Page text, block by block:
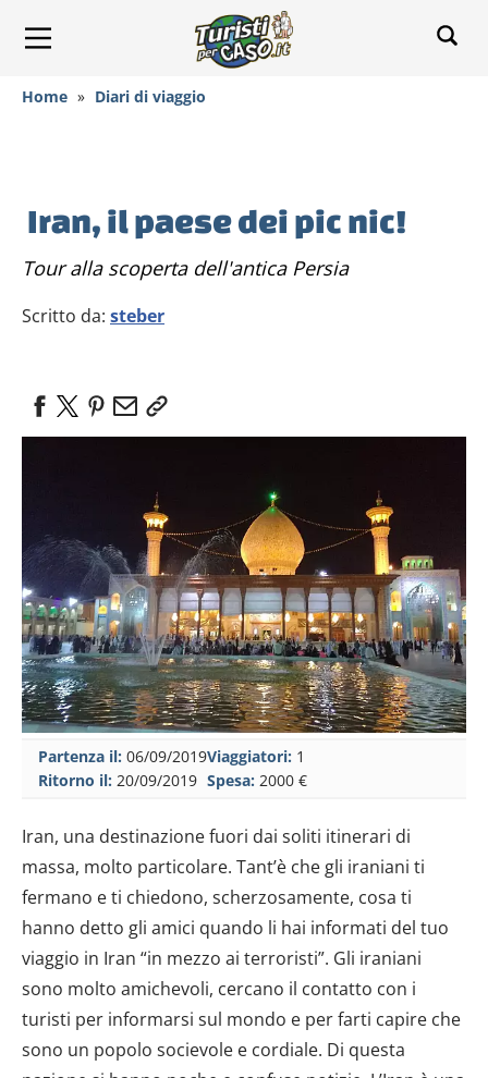
Home » Diari di viaggio
Iran, il paese dei pic nic!
Tour alla scoperta dell'antica Persia
Scritto da: steber
Partenza il: 06/09/2019
Ritorno il: 20/09/2019
Viaggiatori: 1
Spesa: 2000 €
Iran, una destinazione fuori dai soliti itinerari di
massa, molto particolare. Tant’è che gli iraniani ti
fermano e ti chiedono, scherzosamente, cosa ti
hanno detto gli amici quando li hai informati del tuo
viaggio in Iran “in mezzo ai terroristi”. Gli iraniani
sono molto amichevoli, cercano il contatto con i
turisti per informarsi sul mondo e per farti capire che
sono un popolo socievole e cordiale. Di questa